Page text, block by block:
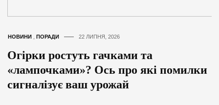
НОВИНИ ПОРАДИ 22 ЛИПНЯ, 2026
Огірки ростуть гачками та
«лампочками»? Ось про які помилки
сигналізує ваш урожай